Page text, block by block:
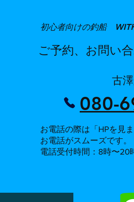
初心者向けの釣船
ご予約、お問い
古澤
​080-
お電話の際は「HPを見
お電話がスムーズです。
電話受付時間：8時〜20